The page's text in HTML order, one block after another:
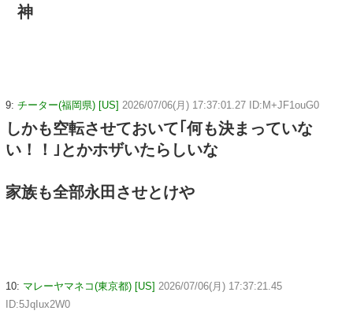
神
9: チーター(福岡県) [US] 2026/07/06(月) 17:37:01.27 ID:M+JF1ouG0
しかも空転させておいて｢何も決まっていな
い！！｣とかホザいたらしいな
家族も全部永田させとけや
10: マレーヤマネコ(東京都) [US] 2026/07/06(月) 17:37:21.45
ID:5JqIux2W0